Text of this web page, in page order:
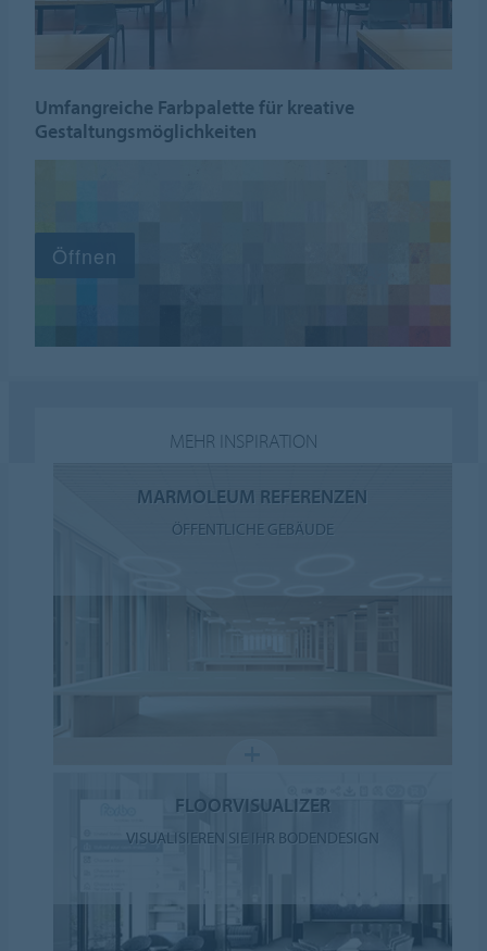
Umfangreiche Farbpalette für kreative
Gestaltungsmöglichkeiten
MEHR INSPIRATION
MARMOLEUM REFERENZEN
ÖFFENTLICHE GEBÄUDE
FLOORVISUALIZER
VISUALISIEREN SIE IHR BODENDESIGN